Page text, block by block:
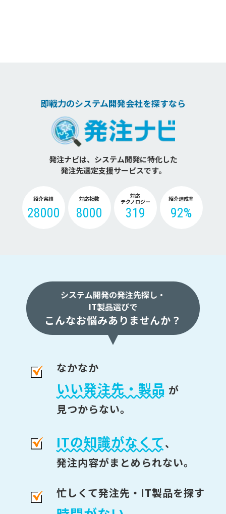
即戦力のシステム開発会社を探すなら
発注ナビは、システム開発に特化した
発注先選定支援サービスです。
紹介実績
28000
対応社数
8000
対応
テクノロジー
319
紹介達成率
92%
システム開発の発注先探し・
IT製品選びで
こんなお悩みありませんか？
なかなか
いい発注先・製品 が
見つからない。
ITの知識がなくて、
発注内容がまとめられない。
忙しくて発注先・IT製品を探す